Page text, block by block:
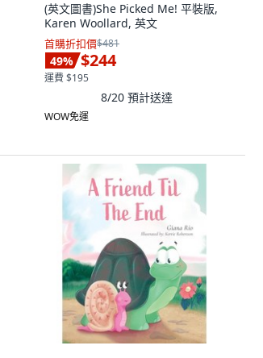
(英文圖書)She Picked Me! 平裝版,
Karen Woollard, 英文
首購折扣價$481
49% $244
運費 $195
8/20 預計送達
WOW免運